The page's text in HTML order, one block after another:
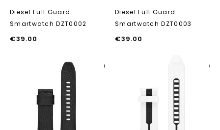
Diesel Full Guard
Smartwatch DZT0002
€39.00
Diesel Full Guard
Smartwatch DZT0003
€39.00